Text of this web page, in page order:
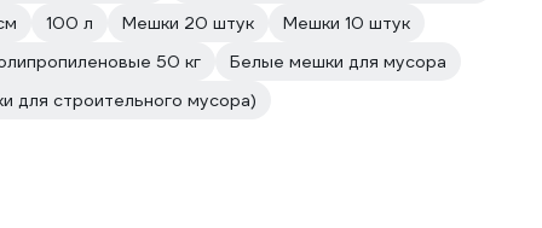
100 л Мешки 20 штук
Мешки 10 штук
50 кг
Белые мешки для мусора
для строительного мусора)